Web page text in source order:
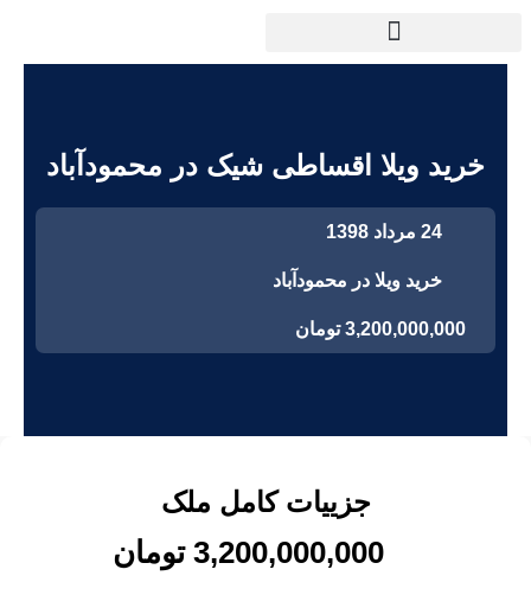
خرید ویلا اقساطی شیک در محمودآباد
24 مرداد 1398
خرید ویلا در محمودآباد
3,200,000,000 تومان
جزییات کامل ملک
3,200,000,000 تومان